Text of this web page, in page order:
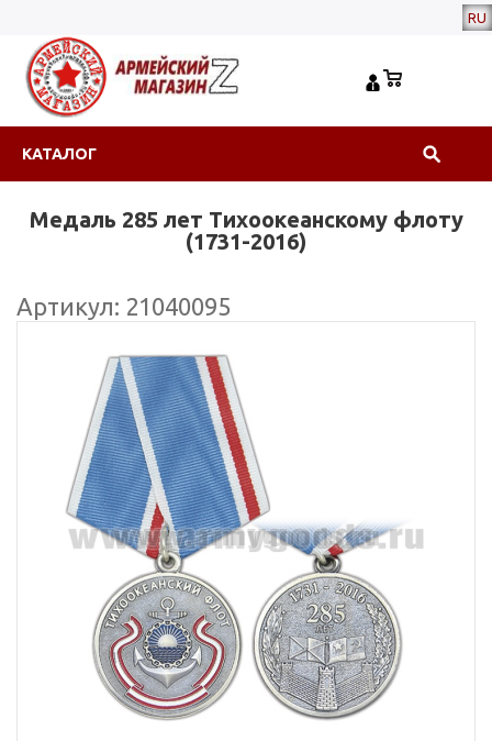
RU
КАТАЛОГ
Медаль 285 лет Тихоокеанскому флоту
(1731-2016)
Артикул: 21040095